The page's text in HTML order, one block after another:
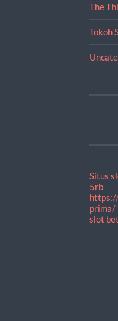
The
Tokoh
Situs
5rb
prima/
slot